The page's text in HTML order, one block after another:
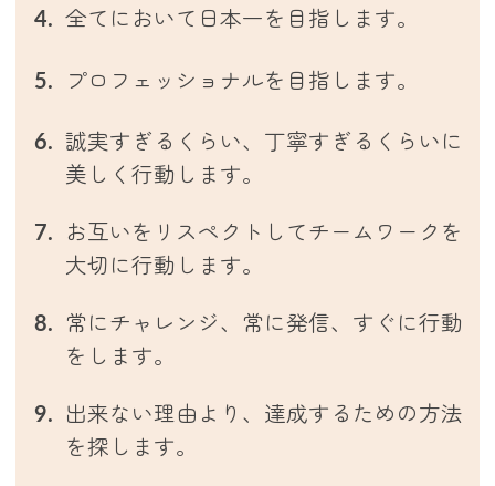
全てにおいて日本一を目指します。
プロフェッショナルを目指します。
誠実すぎるくらい、丁寧すぎるくらいに
美しく行動します。
お互いをリスペクトしてチームワークを
大切に行動します。
常にチャレンジ、常に発信、すぐに行動
をします。
出来ない理由より、達成するための方法
を探します。